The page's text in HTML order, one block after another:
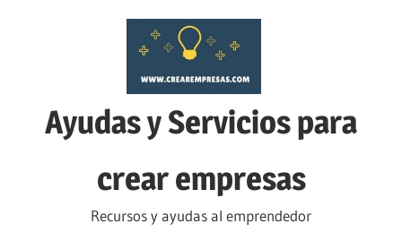
Ayudas y Servicios para
crear empresas
Recursos y ayudas al emprendedor